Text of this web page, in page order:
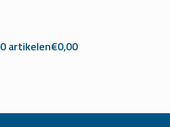
0 artikelen€0,00